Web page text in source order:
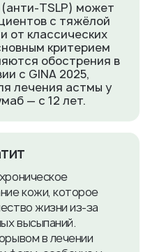
может
с тяжёлой
от классических
критерием
обострения в
с GINA 2025,
лечения астмы у
— с 12 лет.
кожи, которое
жизни из‑за
высыпаний.
в лечении